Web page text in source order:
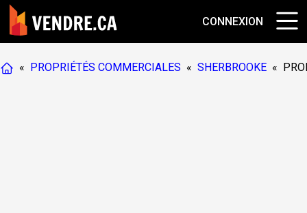
CONNEXION
« PROPRIÉTÉS COMMERCIALES « SHERBROOKE «